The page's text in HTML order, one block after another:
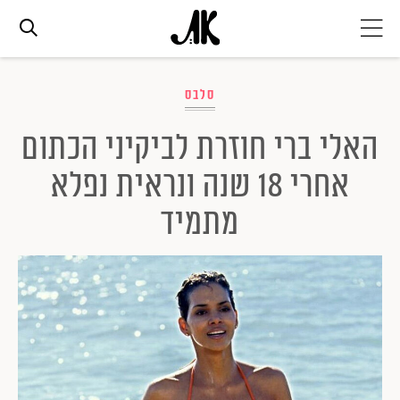
אג׳נדה
אופנה
ביוטי
סלבס
ערוצים נוספים
המגזין
סלבס
האלי ברי חוזרת לביקיני הכתום
אחרי 18 שנה ונראית נפלא
מתמיד